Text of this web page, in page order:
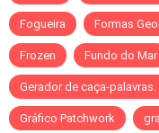
Fogueira Formas
Frozen Fundo do Mar
Gerador de caça-palavras.
Gráfico Patchwork